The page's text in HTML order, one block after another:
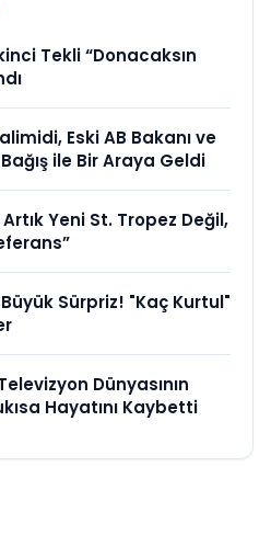
Tekli “Donacaksın
Eski AB Bakanı ve
ile Bir Araya Geldi
Yeni St. Tropez Değil,
Sürpriz! "Kaç Kurtul"
Dünyasının
Hayatını Kaybetti